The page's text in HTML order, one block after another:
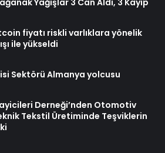
fiyatı riskli varlıklara yönelik
ile yükseldi
Sektörü Almanya yolcusu
Derneği’nden Otomotiv
Tekstil Üretiminde Teşviklerin